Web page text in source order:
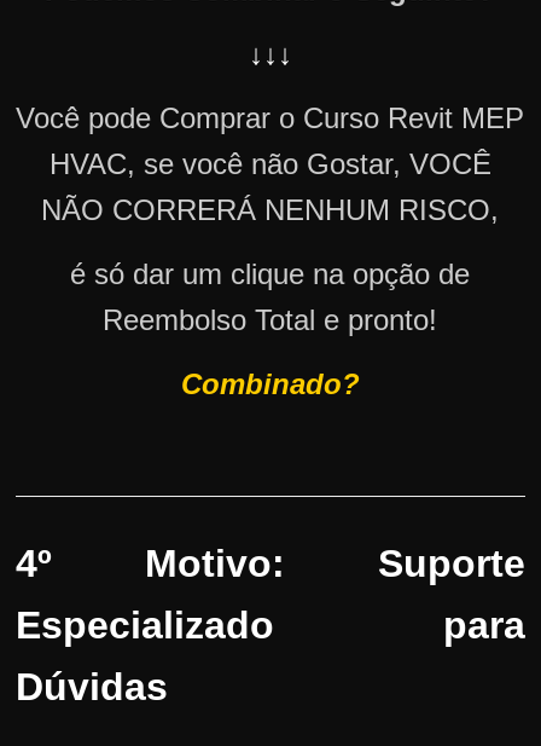
↓↓↓
Você pode Comprar o Curso Revit MEP
HVAC, se você não Gostar, VOCÊ
NÃO CORRERÁ NENHUM RISCO,
é só dar um clique na opção de
Reembolso Total e pronto!
Combinado?
4º Motivo: Suporte
Especializado para
Dúvidas